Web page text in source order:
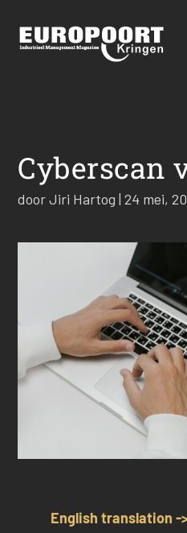
Cyberscan
doorJiri Hartog |24 mei,
English translation -